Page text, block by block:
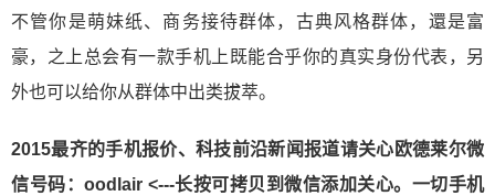
不管你是萌妹纸、商务接待群体，古典风格群体，還是富
豪，之上总会有一款手机上既能合乎你的真实身份代表，另
外也可以给你从群体中出类拔萃。
2015最齐的手机报价、科技前沿新闻报道请关心欧德莱尔微
信号码：oodlair <---长按可拷贝到微信添加关心。一切手机